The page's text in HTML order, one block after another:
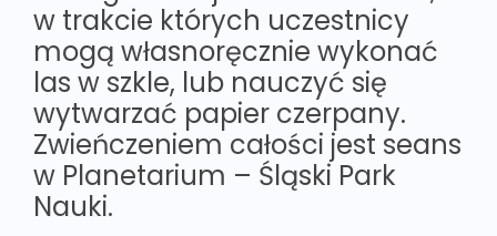
w trakcie których uczestnicy
mogą własnoręcznie wykonać
las w szkle, lub nauczyć się
wytwarzać papier czerpany.
Zwieńczeniem całości jest seans
w Planetarium – Śląski Park
Nauki.